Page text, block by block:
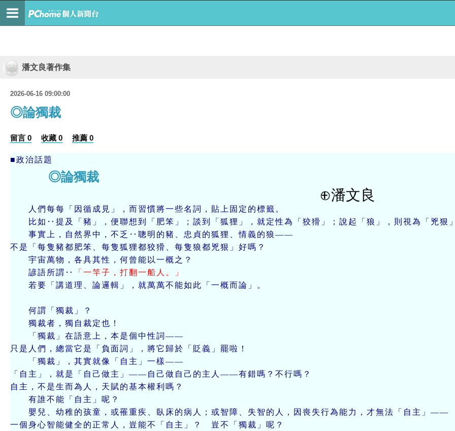
潘文良著作集
2026-06-16 09:00:00
◎論獨裁
留言 0 收藏 0 推薦 0
■政治話題
◎論獨裁
⊕潘文良
人們每每「因循成見」，而習慣將一些名詞，貼上固定的標籤。
比如‥提及「豬」，便聯想到「肥笨」；談到「狐狸」，就定性為「狡猾」；說起「狼」，則視為「兇狠」
事實上，自然界中，不乏‥聰明的豬、忠貞的狐狸、情義的狼——
不是「每隻豬都肥笨、每隻狐狸都狡猾、每隻狼都兇狠」好嗎？
宇宙萬物，各具其性，何曾能以一概之？
諺語所謂‥
「一竿子，打翻一船人。」
若要「講道理、論邏輯」，就萬萬不能如此「一概而論」。
何謂「獨裁」？
獨裁者，獨自裁定也！
「獨裁」在語意上，本是個中性詞——
只是人們，總當它是「負面詞」，將它歸於「貶義」罷啦！
「獨裁」，其實就像「自主」一樣——
「自主」，就是「自己做主」——自己做自己的主人——有錯嗎？不行嗎？
自主，不是生而為人，天賦的基本權利嗎？
有誰不能「自主」呢？
嬰兒、幼稚的孩童，或罹重疾、臥床的病人；或智障、失智的人，因喪失行為能力，才無法「自主」——
一個身心智能健全的正常人，豈能不「自主」？ 豈不「獨裁」呢？